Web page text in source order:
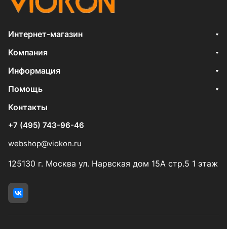
Интернет-магазин
Компания
Информация
Помощь
Контакты
+7 (495) 743-96-46
webshop@viokon.ru
125130 г. Москва ул. Нарвская дом 15А стр.5 1 этаж